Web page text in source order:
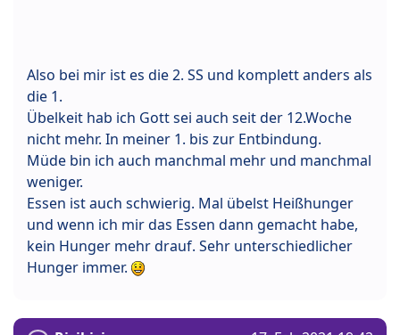
Also bei mir ist es die 2. SS und komplett anders als
die 1.
Übelkeit hab ich Gott sei auch seit der 12.Woche
nicht mehr. In meiner 1. bis zur Entbindung.
Müde bin ich auch manchmal mehr und manchmal
weniger.
Essen ist auch schwierig. Mal übelst Heißhunger
und wenn ich mir das Essen dann gemacht habe,
kein Hunger mehr drauf. Sehr unterschiedlicher
Hunger immer.